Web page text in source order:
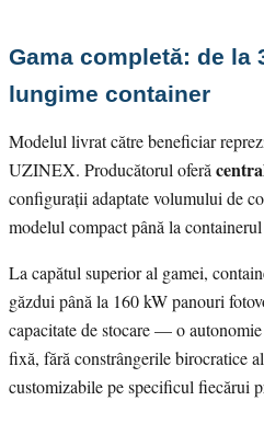
Gama completă: de la
lungime container
Modelul livrat către beneficiar
UZINEX. Producătorul oferă
configurații adaptate volumului de
modelul compact până la
La capătul superior al gamei,
găzdui până la 160 kW panouri
capacitate de stocare — o
fixă, fără constrângerile birocratice
customizabile pe specificul fiecărui